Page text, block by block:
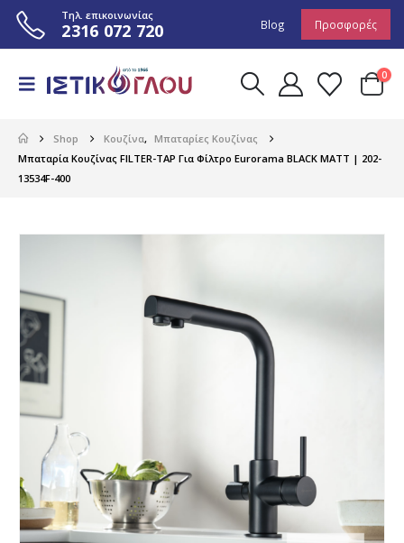
Τηλ. επικοινωνίας
2316 072 720 Blog Προσφορές
0
Shop Κουζίνα, Μπαταρίες Κουζίνας
Μπαταρία Κουζίνας FILTER-TAP Για Φίλτρο Eurorama BLACK MATT | 202-
13534F-400